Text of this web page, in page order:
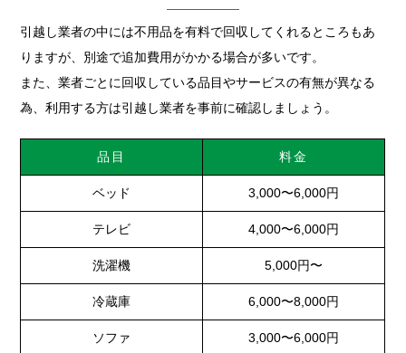
引越し業者の中には不用品を有料で回収してくれるところもあ
りますが、別途で追加費用がかかる場合が多いです。
また、業者ごとに回収している品目やサービスの有無が異なる
為、利用する方は引越し業者を事前に確認しましょう。
品目 料金
ベッド 3,000〜6,000円
テレビ 4,000〜6,000円
洗濯機 5,000円〜
冷蔵庫 6,000〜8,000円
ソファ 3,000〜6,000円